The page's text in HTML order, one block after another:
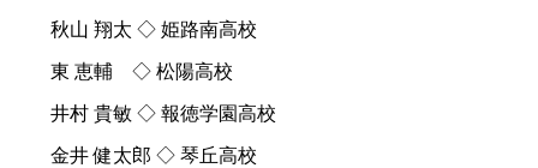
秋山 翔太 ◇ 姫路南高校
東 恵輔 ◇ 松陽高校
井村 貴敏 ◇ 報徳学園高校
金井 健太郎 ◇ 琴丘高校